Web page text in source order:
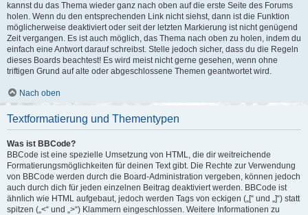
kannst du das Thema wieder ganz nach oben auf die erste Seite des Forums
holen. Wenn du den entsprechenden Link nicht siehst, dann ist die Funktion
möglicherweise deaktiviert oder seit der letzten Markierung ist nicht genügend
Zeit vergangen. Es ist auch möglich, das Thema nach oben zu holen, indem du
einfach eine Antwort darauf schreibst. Stelle jedoch sicher, dass du die Regeln
dieses Boards beachtest! Es wird meist nicht gerne gesehen, wenn ohne
triftigen Grund auf alte oder abgeschlossene Themen geantwortet wird.
Nach oben
Textformatierung und Thementypen
Was ist BBCode?
BBCode ist eine spezielle Umsetzung von HTML, die dir weitreichende
Formatierungsmöglichkeiten für deinen Text gibt. Die Rechte zur Verwendung
von BBCode werden durch die Board-Administration vergeben, können jedoch
auch durch dich für jeden einzelnen Beitrag deaktiviert werden. BBCode ist
ähnlich wie HTML aufgebaut, jedoch werden Tags von eckigen („[“ und „]“) statt
spitzen („<“ und „>“) Klammern eingeschlossen. Weitere Informationen zu